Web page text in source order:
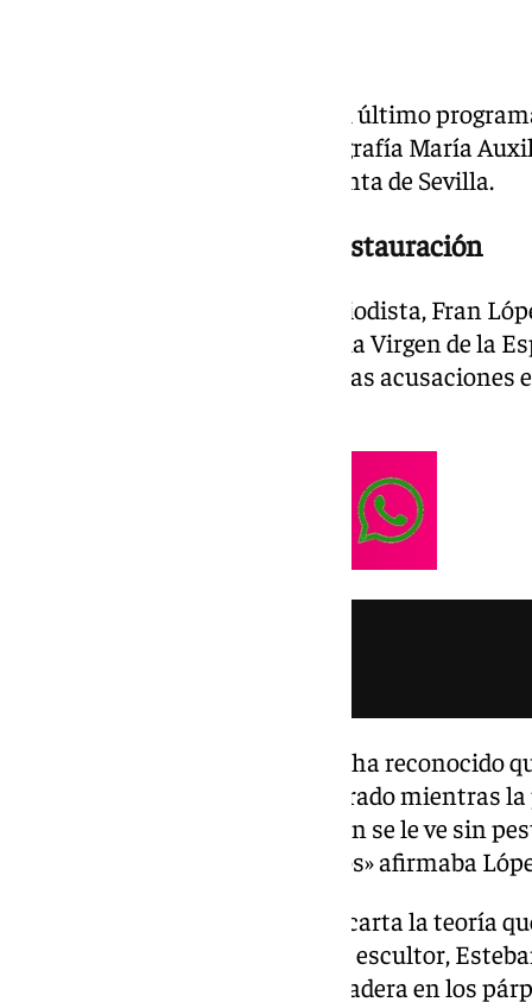
‘Al Cielo’ emite este miércoles el último
entrega especial sobre la iconografía María
sobre el futuro de la Semana Santa de Sevilla.
La fotografía inédita de la restauración
En este espacio participó el periodista, Fran
existencia de una fotografía de la Virgen de la
restauración que desmontaría las
El presentador de ‘El Llamador’ ha reconocido
ojo de la dolorosa que fue capturado mientras
limpieza. «En la instantánea aún se le ve sin
pasta de madera en los párpados» afirmaba
De esta forma, el periodista descarta la teoría
restaurador, Carlos Peñuela y al escultor,
de haber aplicado la pasta de madera en los